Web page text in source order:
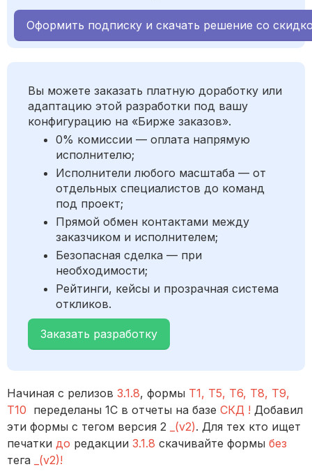
Оформить подписку и скачать решение со
Вы можете заказать платную доработку или
адаптацию этой разработки под вашу
конфигурацию на «Бирже заказов».
0% комиссии — оплата напрямую
исполнителю;
Исполнители любого масштаба — от
отдельных специалистов до команд
под проект;
Прямой обмен контактами между
заказчиком и исполнителем;
Безопасная сделка — при
необходимости;
Рейтинги, кейсы и прозрачная система
откликов.
Заказать разработку
Начиная с релизов 3.1.8, формы Т1, Т5, Т6, Т8, Т9,
Т10 переделаны 1С в отчеты на базе СКД ! Добавил
эти формы с тегом версия 2
_(v2). Для тех кто ищет
печатки до редакции 3.1.8 скачивайте формы без
тега _(v2)!